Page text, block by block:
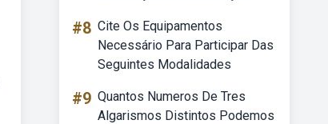
#8 Cite Os Equipamentos
Necessário Para Participar Das
Seguintes Modalidades
#9 Quantos Numeros De Tres
Algarismos Distintos Podemos